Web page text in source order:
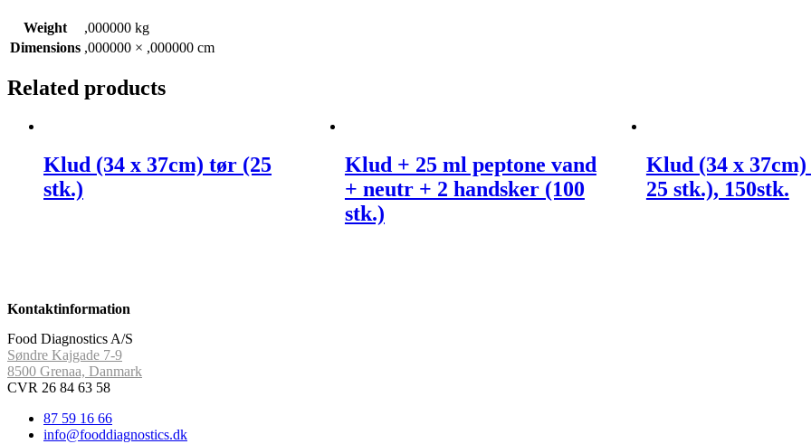
Weight
,000000 kg
Dimensions ,000000 × ,000000 cm
Related products
Klud (34 x 37cm) tør (25
stk.)
Klud + 25 ml peptone vand
+ neutr + 2 handsker (100
stk.)
Klud (34 x
25 stk.), 150stk.
Kontaktinformation
Food Diagnostics A/S
Søndre Kajgade 7-9
8500 Grenaa, Danmark
CVR 26 84 63 58
87 59 16 66
info@fooddiagnostics.dk